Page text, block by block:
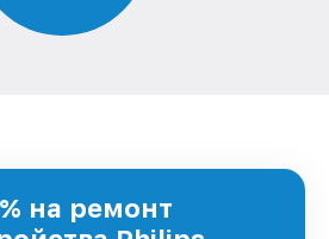
на ремонт